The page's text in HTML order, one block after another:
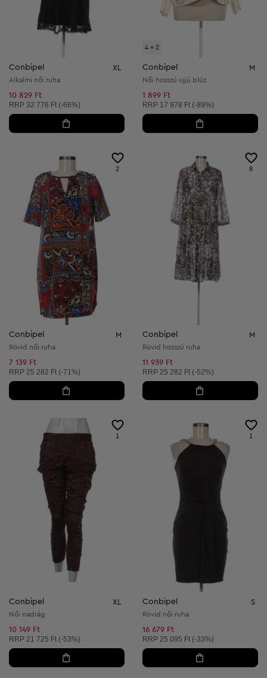
Conbipel XL
Alkalmi női ruha
10 829 Ft
Ajánlott ár:
RRP 32 776 Ft (-66%)
4 = 2
Conbipel M
Női hosszú ujjú blúz
1 899 Ft
Ajánlott ár:
RRP 17 978 Ft (-89%)
2
Conbipel M
Rövid női ruha
7 139 Ft
Ajánlott ár:
RRP 25 282 Ft (-71%)
8
Conbipel M
Rövid hosszú ruha
11 939 Ft
Ajánlott ár:
RRP 25 282 Ft (-52%)
1
Conbipel XL
Női nadrág
10 149 Ft
Ajánlott ár:
RRP 21 725 Ft (-53%)
1
Conbipel S
Rövid női ruha
16 679 Ft
Ajánlott ár:
RRP 25 095 Ft (-33%)